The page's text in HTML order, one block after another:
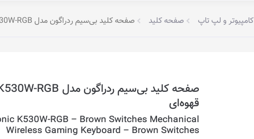
کامپیوتر و لپ تاپ صفحه کلید صفحه کلید بی‌سیم ردراگون مدل Draconic K530W-RGB • سوئیچ قهوه‌ای
قهوه‌ای
K530W-RGB – Brown Switches Mechanical
Wireless Gaming Keyboard – Brown Switches